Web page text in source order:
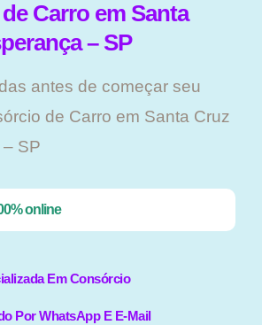
Carro em Santa
– SP
antes de começar seu
de Carro em Santa Cruz
SP
online
Em Consórcio
Por WhatsApp E E-Mail